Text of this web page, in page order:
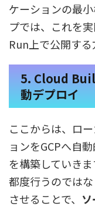
ケーションの最
プでは、これを
Run上で公開する
5. Cloud
動デプロイ
ここからは、ロ
ョンをGCPへ自
を構築していき
都度行うのでは
させることで、